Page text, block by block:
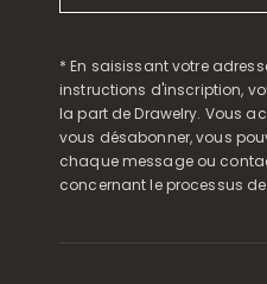
* En saisissant votre
instructions d'inscription,
la part de Drawelry. Vous
vous désabonner, vous
chaque message ou
concernant le processus